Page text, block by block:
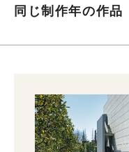
同じ制作年の作品